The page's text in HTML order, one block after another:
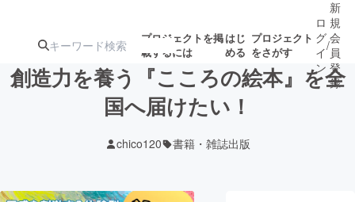
プロジェクトを掲
載するには
はじ
める
プロジェクト
をさがす
注目の新着プロ
ジェクト
募集終了が近いプ
ロジェクト
ロ
グ
イ
ン
/
新
規
会
員
登
録
創造力を養う『こころの絵本』を全
国へ届けたい！
chico120 書籍・雑誌出版